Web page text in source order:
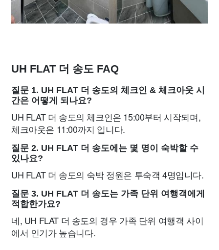
UH FLAT 더 송도 FAQ
질문 1. UH FLAT 더 송도의 체크인 & 체크아웃 시
간은 어떻게 되나요?
UH FLAT 더 송도의 체크인은 15:00부터 시작되며,
체크아웃은 11:00까지 입니다.
질문 2. UH FLAT 더 송도에는 몇 명이 숙박할 수
있나요?
UH FLAT 더 송도의 숙박 정원은 투숙객 4명입니다.
질문 3. UH FLAT 더 송도는 가족 단위 여행객에게
적합한가요?
네, UH FLAT 더 송도의 경우 가족 단위 여행객 사이
에서 인기가 높습니다.